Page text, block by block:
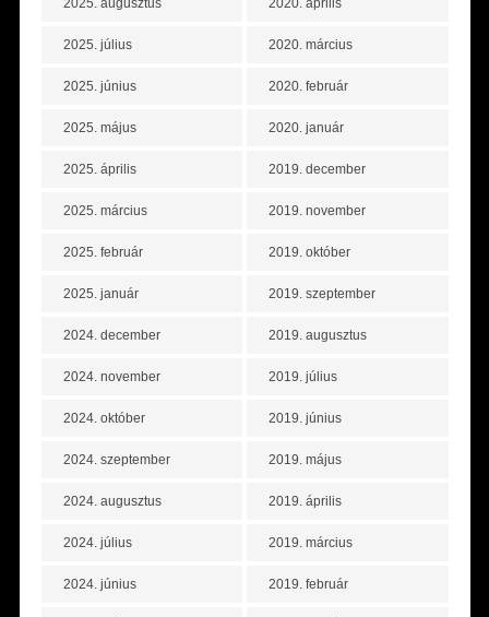
2025. augusztus
2025. július
2025. június
2025. május
2025. április
2025. március
2025. február
2025. január
2024. december
2024. november
2024. október
2024. szeptember
2024. augusztus
2024. július
2024. június
2020. április
2020. március
2020. február
2020. január
2019. december
2019. november
2019. október
2019. szeptember
2019. augusztus
2019. július
2019. június
2019. május
2019. április
2019. március
2019. február